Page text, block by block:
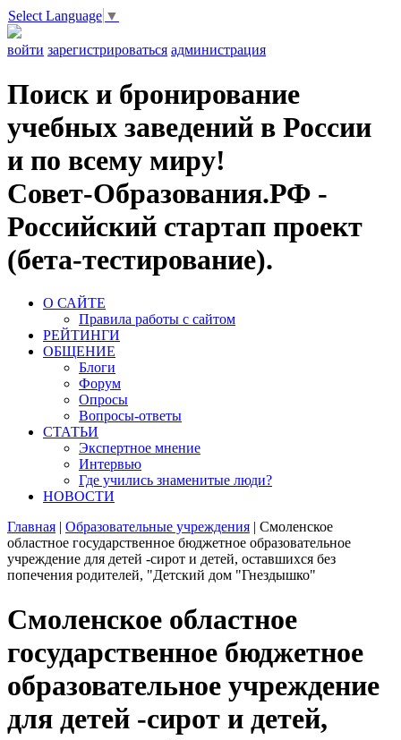
Select Language ▼
войти зарегистрироваться администрация
Поиск и бронирование
учебных заведений в России
и по всему миру!
Совет-Образования.РФ -
Российский стартап проект
(бета-тестирование).
О САЙТЕ
Правила работы с сайтом
РЕЙТИНГИ
ОБЩЕНИЕ
Блоги
Форум
Опросы
Вопросы-ответы
СТАТЬИ
Экспертное мнение
Интервью
Где учились знаменитые люди?
НОВОСТИ
Главная | Образовательные учреждения | Смоленское
областное государственное бюджетное образовательное
учреждение для детей -сирот и детей, оставшихся без
попечения родителей, "Детский дом "Гнездышко"
Смоленское областное
государственное бюджетное
образовательное учреждение
для детей -сирот и детей,